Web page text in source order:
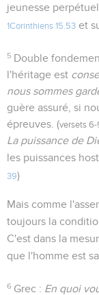
jeunesse
1Corinthiens 15.53 et
5 Double
l'héritage est
nous sommes
guère assuré, si
épreuves. (versets 6-
La puissance de
les puissances
39)
Mais comme
toujours la
C'est dans la
que l'homme est
6 Grec : En quoi